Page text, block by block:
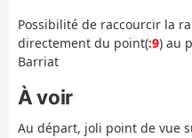
Possibilité de raccourcir la
directement du point(:9) au
Barriat
À voir
Au départ, joli point de vue